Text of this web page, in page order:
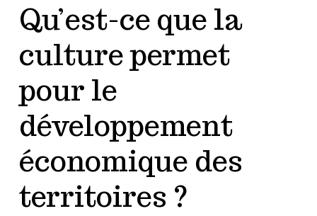
Qu’est-ce que la
culture permet
pour le
développement
économique des
territoires ?